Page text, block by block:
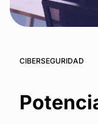
CIBERSEGURIDAD